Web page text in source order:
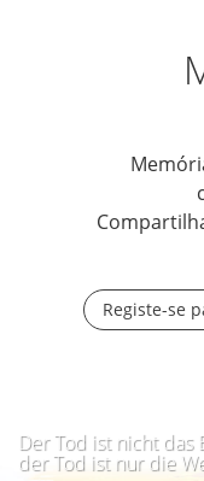
Registe-se
Der Tod ist nicht das
der Tod ist nur die